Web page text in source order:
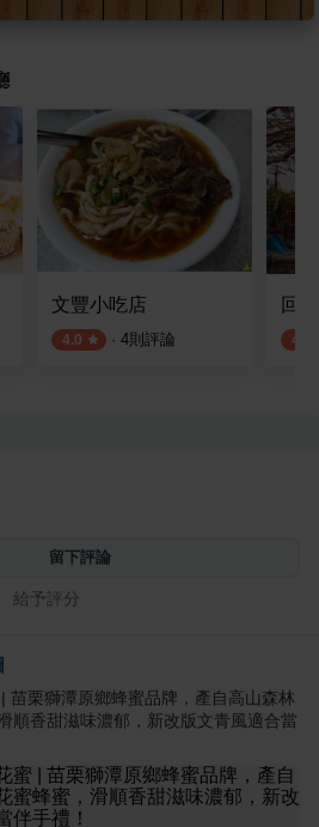
文豐小吃店
4.0 · 4則評論
回角
4.3
留下評論
給予評分
苗栗獅潭原鄉蜂蜜品牌，產自高山森林
順香甜滋味濃郁，新改版文青風適合當